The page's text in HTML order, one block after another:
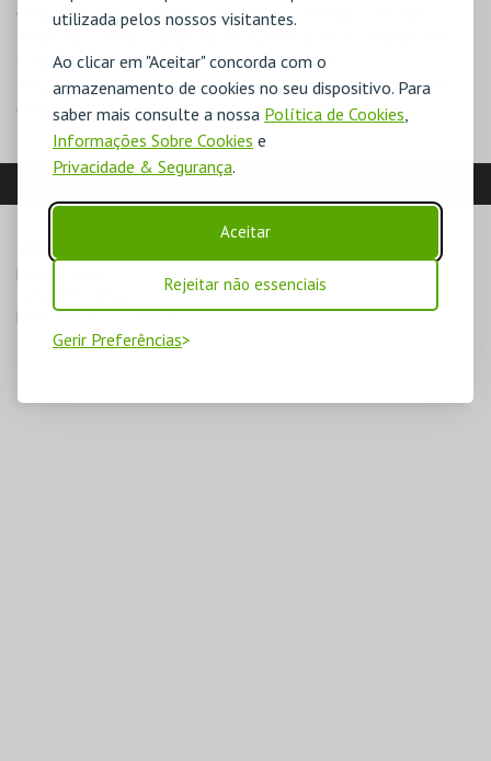
utilizada pelos nossos visitantes.
Ao clicar em "Aceitar" concorda com o
armazenamento de cookies no seu dispositivo. Para
saber mais consulte a nossa Política de Cookies,
Informações Sobre Cookies e
Privacidade & Segurança.
Aceitar
Rejeitar não essenciais
Gerir Preferências
Ciclo Clássicos do Brasil, 1 bilhete por sessão) – 42,56€
David Lynch, 1 bilhete por sessão) – 42,56€
Passe Ciclo Martin Scorsese (válido apenas para as sessões
Ciclo Martin Scorsese, 1 bilhete por sessão) – 42,56€
LOCALIZAÇÃO
MORADA
Parque Mayer
Direcções para Capitólio.